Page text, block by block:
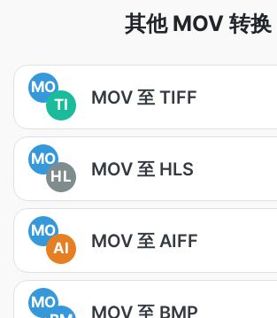
其他 MOV 转换
MO
TI
MOV 至 TIFF
MO
HL
MOV 至 HLS
MO
AI
MOV 至 AIFF
MO
MOV 至 BMP